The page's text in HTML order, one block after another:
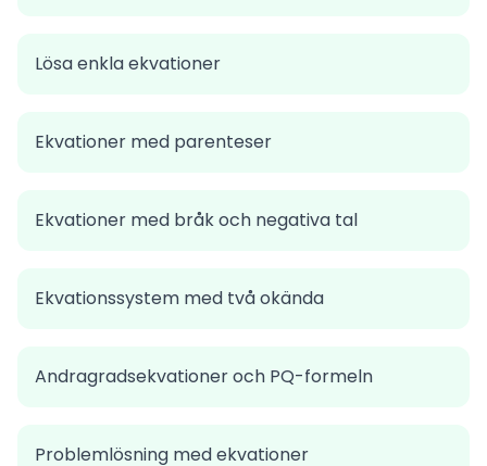
Lösa enkla ekvationer
Ekvationer med parenteser
Ekvationer med bråk och negativa tal
Ekvationssystem med två okända
Andragradsekvationer och PQ-formeln
Problemlösning med ekvationer